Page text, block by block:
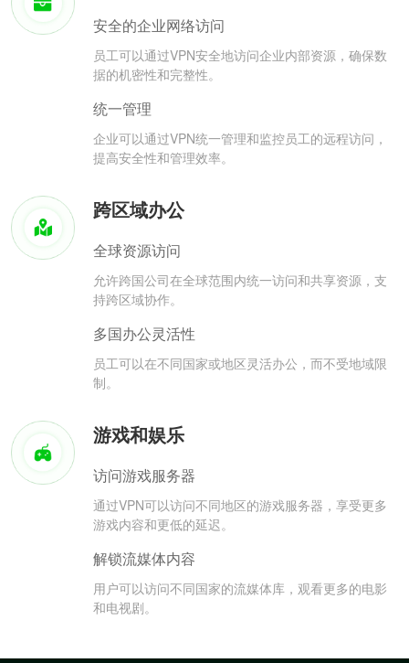
安全的企业网络访问
员工可以通过VPN安全地访问企业内部资源，确保数
据的机密性和完整性。
统一管理
企业可以通过VPN统一管理和监控员工的远程访问，
提高安全性和管理效率。
跨区域办公
全球资源访问
允许跨国公司在全球范围内统一访问和共享资源，支
持跨区域协作。
多国办公灵活性
员工可以在不同国家或地区灵活办公，而不受地域限
制。
游戏和娱乐
访问游戏服务器
通过VPN可以访问不同地区的游戏服务器，享受更多
游戏内容和更低的延迟。
解锁流媒体内容
用户可以访问不同国家的流媒体库，观看更多的电影
和电视剧。